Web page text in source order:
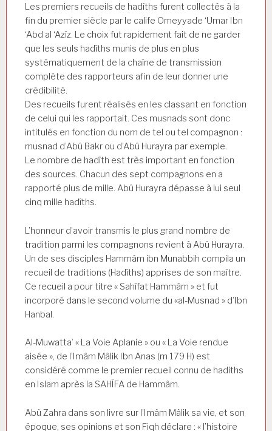
Les premiers recueils de hadîths furent collectés à la
fin du premier siècle par le calife Omeyyade ‘Umar Ibn
‘Abd al ‘Azîz. Le choix fut rapidement fait de ne garder
que les seuls hadîths munis de plus en plus
systématiquement de la chaîne de transmission
complète des rapporteurs afin de leur donner une
crédibilité.
Des recueils furent réalisés en les classant en fonction
de celui qui les rapportait. Ces musnads sont donc
intitulés en fonction du nom de tel ou tel compagnon :
musnad d’Abû Bakr ou d’Abû Hurayra par exemple.
Le nombre de hadîth est très important en fonction
des sources. Chacun des sept compagnons en a
rapporté plus de mille. Abû Hurayra dépasse à lui seul
cinq mille hadîths.
L’honneur d’avoir transmis le plus grand nombre de
tradition parmi les compagnons revient à Abû Hurayra.
Un de ses disciples Hammâm ibn Munabbih compila un
recueil de traditions (Hadîths) apprises de son maître.
Ce recueil a pour titre « Sahîfat Hammâm » et fut
incorporé dans le second volume du «al-Musnad » d’Ibn
Hanbal.
Al-Muwatta’ « La Voie Aplanie » ou « La Voie rendue
aisée », de l’Imâm Mâlik Ibn Anas (m 179 H) est
considéré comme le premier recueil connu de hadiths
en Islam après la SAHÎFA de Hammâm.
Abû Zahra dans son livre sur l’Imâm Mâlik sa vie, et son
époque, ses opinions et son Fiqh déclare : « l’histoire